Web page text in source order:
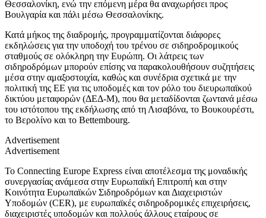
Θεσσαλονίκη, ενώ την επόμενη μέρα θα αναχωρήσει προς
Βουλγαρία και πάλι μέσω Θεσσαλονίκης.
Κατά μήκος της διαδρομής, προγραμματίζονται διάφορες
εκδηλώσεις για την υποδοχή του τρένου σε σιδηροδρομικούς
σταθμούς σε ολόκληρη την Ευρώπη. Οι λάτρεις των
σιδηροδρόμων μπορούν επίσης να παρακολουθήσουν συζητήσεις
μέσα στην αμαξοστοιχία, καθώς και συνέδρια σχετικά με την
πολιτική της ΕΕ για τις υποδομές και τον ρόλο του διευρωπαϊκού
δικτύου μεταφορών (ΔΕΔ-Μ), που θα μεταδίδονται ζωντανά μέσω
του ιστότοπου της εκδήλωσης από τη Λισαβόνα, το Βουκουρέστι,
το Βερολίνο και το Bettembourg.
Advertisement
Advertisement
Το Connecting Europe Express είναι αποτέλεσμα της μοναδικής
συνεργασίας ανάμεσα στην Ευρωπαϊκή Επιτροπή και στην
Κοινότητα Ευρωπαϊκών Σιδηροδρόμων και Διαχειριστών
Υποδομών (CER), με ευρωπαϊκές σιδηροδρομικές επιχειρήσεις,
διαχειριστές υποδομών και πολλούς άλλους εταίρους σε